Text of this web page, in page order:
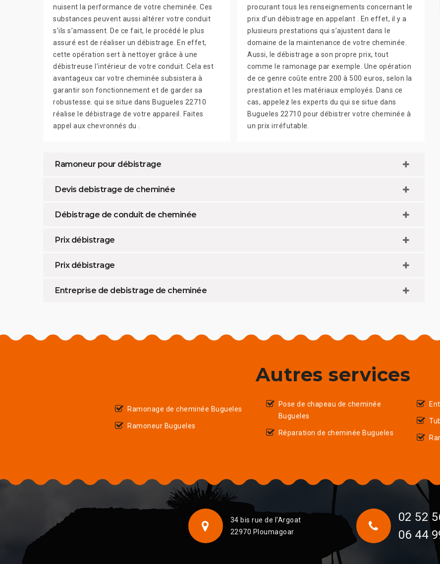
nuisent la performance de votre cheminée. Ces
substances peuvent aussi altérer votre conduit
s’ils s’amassent. De ce fait, le procédé le plus
assuré est de réaliser un débistrage. En effet,
cette opération sert à nettoyer grâce à une
débistreuse l’intérieur de votre conduit. Cela est
avantageux car votre cheminée subsistera à
garantir son fonctionnement et de garder sa
robustesse. qui se situe dans Bugueles 22710
réalise le débistrage de votre appareil. Faites
appel aux chevronnés du .
procurant tous les renseignements concernant le
prix d’un débistrage en appelant . En effet, il y a
plusieurs prestations qui s’ajustent dans le
domaine de la maintenance de votre cheminée.
Aussi, le débistrage a son propre prix, tout
comme le ramonage par exemple. Une opération
de ce genre coûte entre 200 à 500 euros, selon la
prestation et les matériaux employés. Dans ce
cas, appelez les experts du qui se situe dans
Bugueles 22710 pour débistrer votre cheminée à
un prix irréfutable.
Ramoneur pour débistrage
Devis debistrage de cheminée
Débistrage de conduit de cheminée
Prix débistrage
Prix débistrage
Entreprise de debistrage de cheminée
Autres services
Ramonage de cheminée Bugueles
Ramoneur Bugueles
Pose de chapeau de cheminée
Bugueles
Réparation de cheminée Bugueles
34 bis rue de l'Argoat
22970 Ploumagoar
02 52
06 44